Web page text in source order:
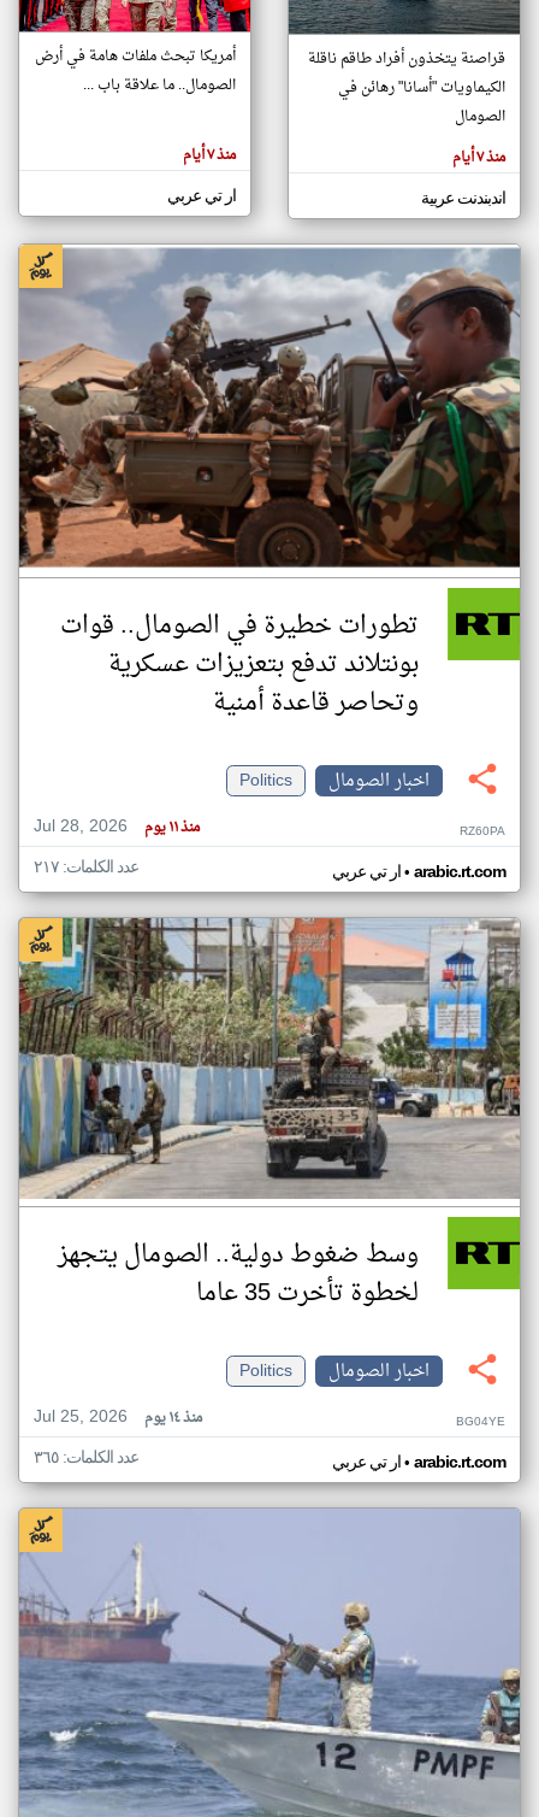
تغيير الدولة
اخبار الصومال على مدار الساعة
أهم اخبار الصومال العاجلة والمباشرة
المقالات
هنا عن
وجهة
كاتبيها.
قراصنة يتخذون أفراد طاقم ناقلة
الكيماويات "أسانا" رهائن في
الصومال
منذ ٧ أيام
اندبندنت عربية
أمريكا تبحث ملفات هامة في أرض
الصومال.. ما علاقة باب ...
منذ ٧ أيام
ار تي عربي
تطورات خطيرة في الصومال.. قوات
بونتلاند تدفع بتعزيزات عسكرية
وتحاصر قاعدة أمنية
اخبار الصومال
Politics
Jul 28, 2026
منذ ١١ يوم RZ60PA
ار تي عربي• arabic.rt.com عدد الكلمات: ٢١٧
وسط ضغوط دولية.. الصومال يتجهز
لخطوة تأخرت 35 عاما
اخبار الصومال
Politics
Jul 25, 2026
منذ ١٤ يوم BG04YE
ار تي عربي• arabic.rt.com عدد الكلمات: ٣٦٥
klyoum.com